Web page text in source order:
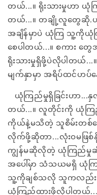
တယ်...။ ရိုးသားမှုဟာ ယုံ
တယ်...။ တချို့လူတွေဆို.
အချိန်မှာပဲ ယုံကြ သူ့ကို
စေပါတယ်...။ စကား တွေအ
ရိုးသားမှုရှိဖို့ပဲလိုပါတယ်
မျက်နှာမှာ အရိပ်ထင်ဟပ်
ယုံကြည်မှုရှိခြင်းဟာ...
တယ်...။ လူတိုင်းကို ယုံက
ကိုယ်နဲ့မသိတဲ့ သူစိမ်းတ
လိုက်ဖို့ဆိုတာ...လုံးဝမဖြစ်
ကျွန်မဆိုလိုတဲ့ ယုံကြည်မှုဆို
အပေါ်မှာ သံသယမရှိ ယုံ
သူ့ကိုချစ်သလို သူကလည်း
ယုံကြည်ထားဖို့လိုပါတယ်...